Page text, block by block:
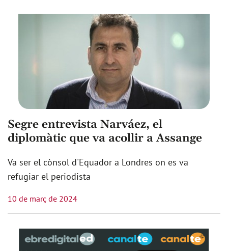
Segre entrevista Narváez, el
diplomàtic que va acollir a Assange
Va ser el cònsol d'Equador a Londres on es va
refugiar el periodista
10 de març de 2024